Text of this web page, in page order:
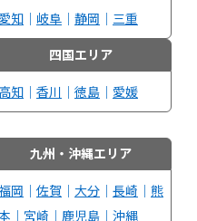
愛知 ｜ 岐阜 ｜ 静岡 ｜ 三重
四国エリア
高知 ｜ 香川 ｜ 徳島 ｜ 愛媛
九州・沖縄エリア
岡 ｜ 佐賀 ｜ 大分 ｜ 長崎 ｜ 熊
｜ 宮崎 ｜ 鹿児島 ｜ 沖縄